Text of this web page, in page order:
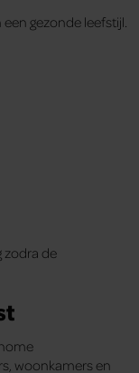
gezonde leefstijl.
zodra de
woonkamers en